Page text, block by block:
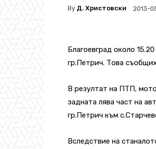
By Д. Христовски 2013-
Благоевград около
гр.Петрич. Tова
В резултат на ПТП,
задната лява част на
гр.Петрич към
Вследствие на